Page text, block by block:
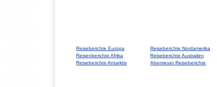
Reiseberichte Europa
Reiseberichte Nordamerika
Reisenberichte Afrika
Reiseberichte Australien
Reiseberichte Antarktis
Abenteuer Reiseberichte